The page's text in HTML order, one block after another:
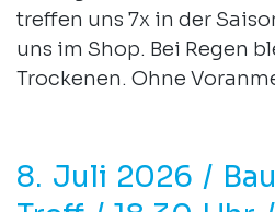
treffen uns 7x in der
uns im Shop. Bei Regen
Trockenen. Ohne
8. Juli 2026 /